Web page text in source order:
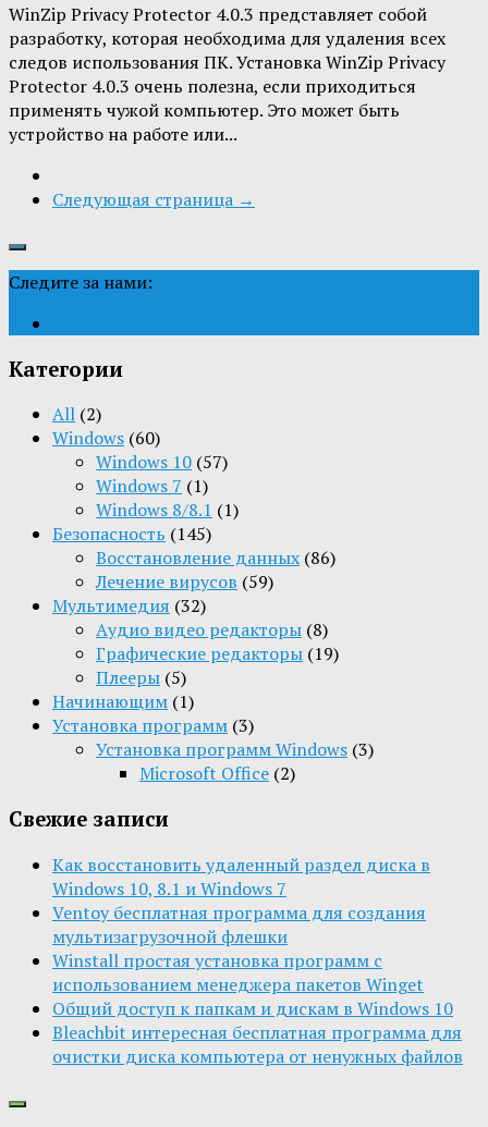
WinZip Privacy Protector 4.0.3 представляет собой
разработку, которая необходима для удаления всех
следов использования ПК. Установка WinZip Privacy
Protector 4.0.3 очень полезна, если приходиться
применять чужой компьютер. Это может быть
устройство на работе или...
Следующая страница →
Следите за нами:
Категории
All (2)
Windows (60)
Windows 10 (57)
Windows 7 (1)
Windows 8/8.1 (1)
Безопасность (145)
Восстановление данных (86)
Лечение вирусов (59)
Мультимедия (32)
Aудио видео редакторы (8)
Графические редакторы (19)
Плееры (5)
Начинающим (1)
Установка программ (3)
Установка программ Windows (3)
Microsoft Office (2)
Свежие записи
Как восстановить удаленный раздел диска в
Windows 10, 8.1 и Windows 7
Ventoy бесплатная программа для создания
мультизагрузочной флешки
Winstall простая установка программ с
использованием менеджера пакетов Winget
Общий доступ к папкам и дискам в Windows 10
Bleachbit интересная бесплатная программа для
очистки диска компьютера от ненужных файлов